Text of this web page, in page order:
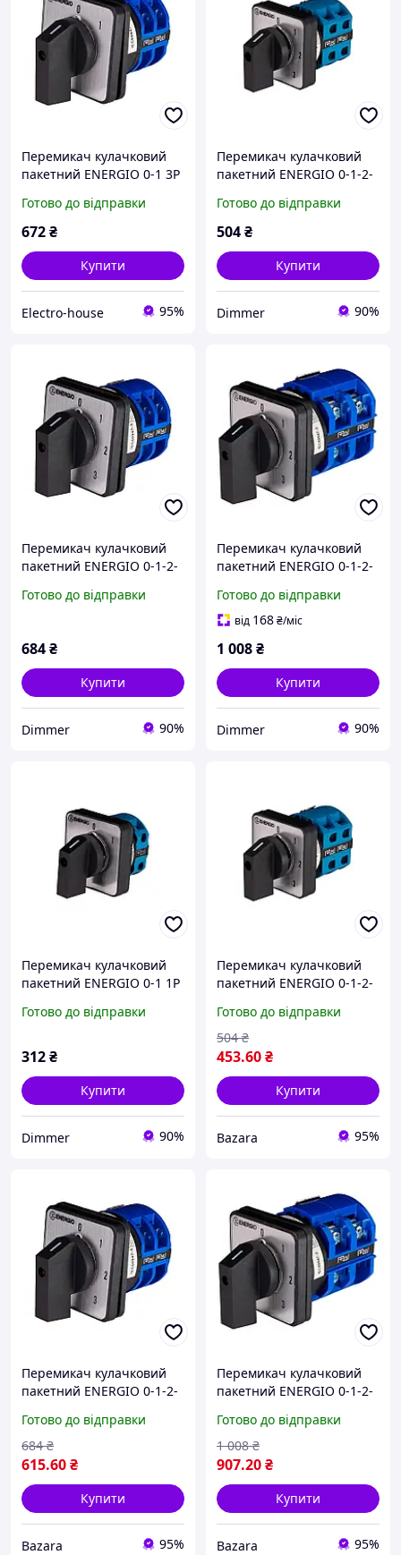
Перемикач кулачковий
пакетний ENERGIO 0-1 3P
Готово до відправки
672₴
Купити
Electro-house 95%
Перемикач кулачковий
пакетний ENERGIO 0-1-2-
Готово до відправки
504₴
Купити
Dimmer 90%
Перемикач кулачковий
пакетний ENERGIO 0-1-2-
Готово до відправки
684₴
Купити
Dimmer 90%
Перемикач кулачковий
пакетний ENERGIO 0-1-2-
Готово до відправки
від 168₴/міс
1 008₴
Купити
Dimmer 90%
Перемикач кулачковий
пакетний ENERGIO 0-1 1P
Готово до відправки
312₴
Купити
Dimmer 90%
Перемикач кулачковий
пакетний ENERGIO 0-1-2-
Готово до відправки
453.60₴
504 ₴
Купити
Bazara 95%
Перемикач кулачковий
пакетний ENERGIO 0-1-2-
Готово до відправки
615.60₴
684 ₴
Купити
Bazara 95%
Перемикач кулачковий
пакетний ENERGIO 0-1-2-
Готово до відправки
907.20₴
1 008 ₴
Купити
Bazara 95%